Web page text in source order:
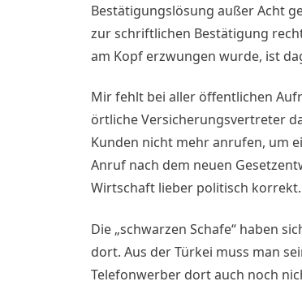
Bestätigungslösung außer Acht
zur schriftlichen Bestätigung
am Kopf erzwungen wurde, ist
Mir fehlt bei aller öffentlichen
örtliche Versicherungsvertreter
Kunden nicht mehr anrufen, um
Anruf nach dem neuen
Wirtschaft lieber politisch korrekt.
Die „schwarzen Schafe“ haben
dort. Aus der Türkei muss man
Telefonwerber dort auch noch